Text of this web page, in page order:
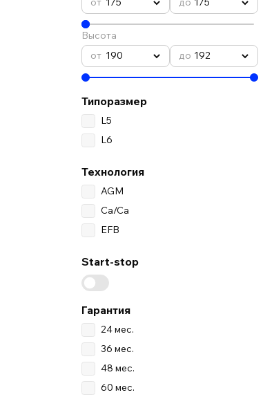
Высота
190
192
Типоразмер
L5
L6
Технология
AGM
Ca/Ca
EFB
Start-stop
Гарантия
24 мес.
36 мес.
48 мес.
60 мес.